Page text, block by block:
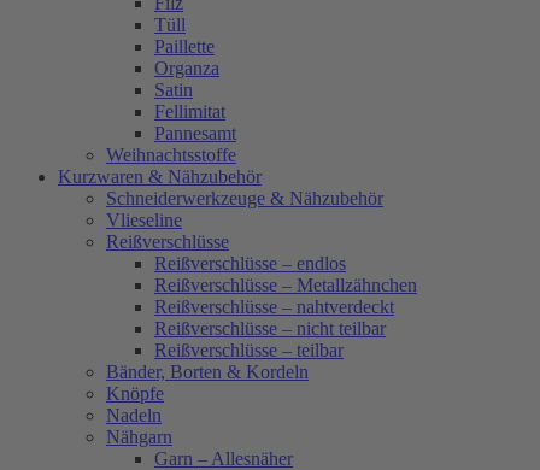
Tüll
Paillette
Organza
Satin
Fellimitat
Pannesamt
Weihnachtsstoffe
Kurzwaren & Nähzubehör
Schneiderwerkzeuge & Nähzubehör
Vlieseline
Reißverschlüsse
Reißverschlüsse – endlos
Reißverschlüsse – Metallzähnchen
Reißverschlüsse – nahtverdeckt
Reißverschlüsse – nicht teilbar
Reißverschlüsse – teilbar
Bänder, Borten & Kordeln
Knöpfe
Nadeln
Nähgarn
Garn – Allesnäher